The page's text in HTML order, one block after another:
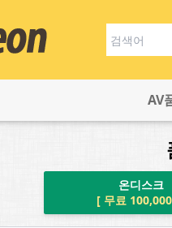
AV
온디스크
[ 무료